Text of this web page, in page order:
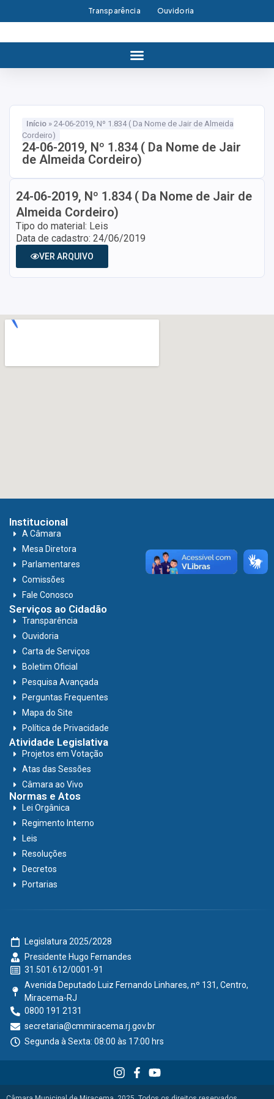
Transparência Ouvidoria
Início » 24-06-2019, Nº 1.834 ( Da Nome de Jair de Almeida
Cordeiro)
24-06-2019, Nº 1.834 ( Da Nome de Jair
de Almeida Cordeiro)
24-06-2019, Nº 1.834 ( Da Nome de Jair de
Almeida Cordeiro)
Tipo do material: Leis
Data de cadastro: 24/06/2019
VER ARQUIVO
Institucional
A Câmara
Mesa Diretora
Parlamentares
Comissões
Fale Conosco
Serviços ao Cidadão
Transparência
Ouvidoria
Carta de Serviços
Boletim Oficial
Pesquisa Avançada
Perguntas Frequentes
Mapa do Site
Política de Privacidade
Atividade Legislativa
Projetos em Votação
Atas das Sessões
Câmara ao Vivo
Normas e Atos
Lei Orgânica
Regimento Interno
Leis
Resoluções
Decretos
Portarias
Legislatura 2025/2028
Presidente Hugo Fernandes
31.501.612/0001-91
Avenida Deputado Luiz Fernando Linhares, nº 131, Centro,
Miracema-RJ
0800 191 2131
secretaria@cmmiracema.rj.gov.br
Segunda à Sexta: 08:00 às 17:00 hrs